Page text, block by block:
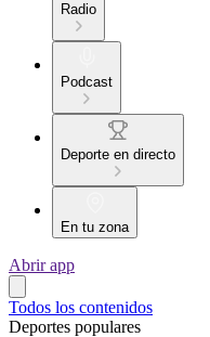
Radio
Podcast
Deporte en directo
En tu zona
Abrir app
Todos los contenidos
Deportes populares